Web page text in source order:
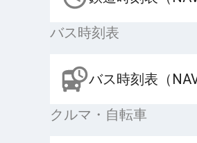
バス時刻表
バス時刻表（
クルマ・自転車